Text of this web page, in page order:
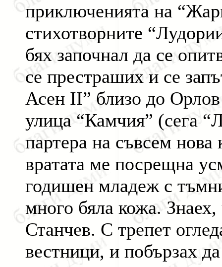
приключенията на
стихотворните
бях започнал да се
се престраших и се
Асен II” близо до
улица “Камчия” (сега
партера на съвсем
вратата ме посрещна
годишен младеж с
много бяла кожа.
Станчев. С трепет
вестници, и побързах